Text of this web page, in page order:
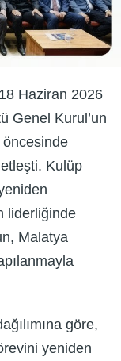
Haziran 2026
Genel Kurul’un
öncesinde
Kulüp
liderliğinde
Malatya
göre,
yeniden